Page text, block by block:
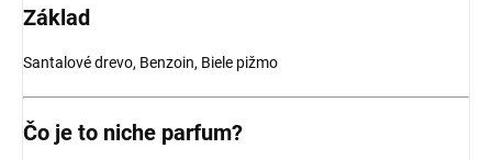
Základ
Santalové drevo, Benzoin, Biele pižmo
Čo je to niche parfum?